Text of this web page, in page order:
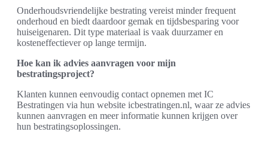
Onderhoudsvriendelijke bestrating vereist minder frequent
onderhoud en biedt daardoor gemak en tijdsbesparing voor
huiseigenaren. Dit type materiaal is vaak duurzamer en
kosteneffectiever op lange termijn.
Hoe kan ik advies aanvragen voor mijn
bestratingsproject?
Klanten kunnen eenvoudig contact opnemen met IC
Bestratingen via hun website icbestratingen.nl, waar ze advies
kunnen aanvragen en meer informatie kunnen krijgen over
hun bestratingsoplossingen.